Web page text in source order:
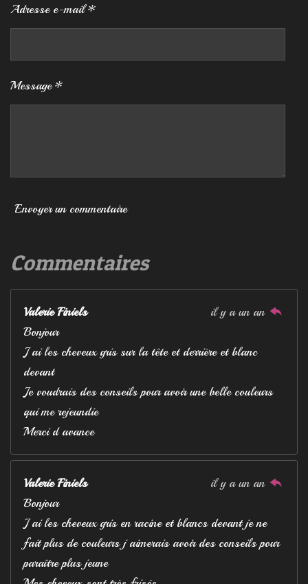
Adresse e-mail *
Message *
Envoyer un commentaire
Commentaires
Valerie Finiels
il y a un an
Bonjour
J ai les cheveux gris sur la tête et derrière et blanc
devant
Je voudrais des conseils pour avoir une belle couleurs
qui me rejeundie
Merci d avance
Valerie Finiels
il y a un an
Bonjour
J ai les cheveux gris en racine et blancs devant je ne
fait plus de couleurs j aimerais avoir des conseils pour
paraître plus jeune